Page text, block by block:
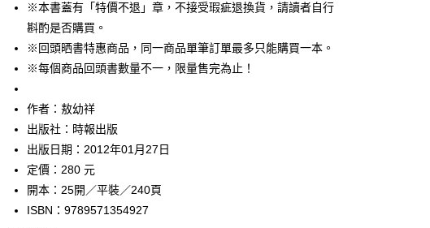
付款後全家取貨
每筆NT$60，滿NT$499(含以上)免運費
付款後7-11取貨
每筆NT$60，滿NT$499(含以上)免運費
宅配
※本書蓋有「特價不退」章，不接受瑕疵退換貨，請讀者自行
斟酌是否購買。
※回頭晒書特惠商品，同一商品單筆訂單最多只能購買一本。
※每個商品回頭書數量不一，限量售完為止！
作者：敖幼祥
出版社：時報出版
出版日期：2012年01月27日
定價：280 元
開本：25開／平裝／240頁
ISBN：9789571354927